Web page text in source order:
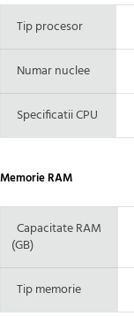
Tip procesor
Numar nuclee
Specificatii CPU
Memorie RAM
Capacitate RAM
(GB)
Tip memorie